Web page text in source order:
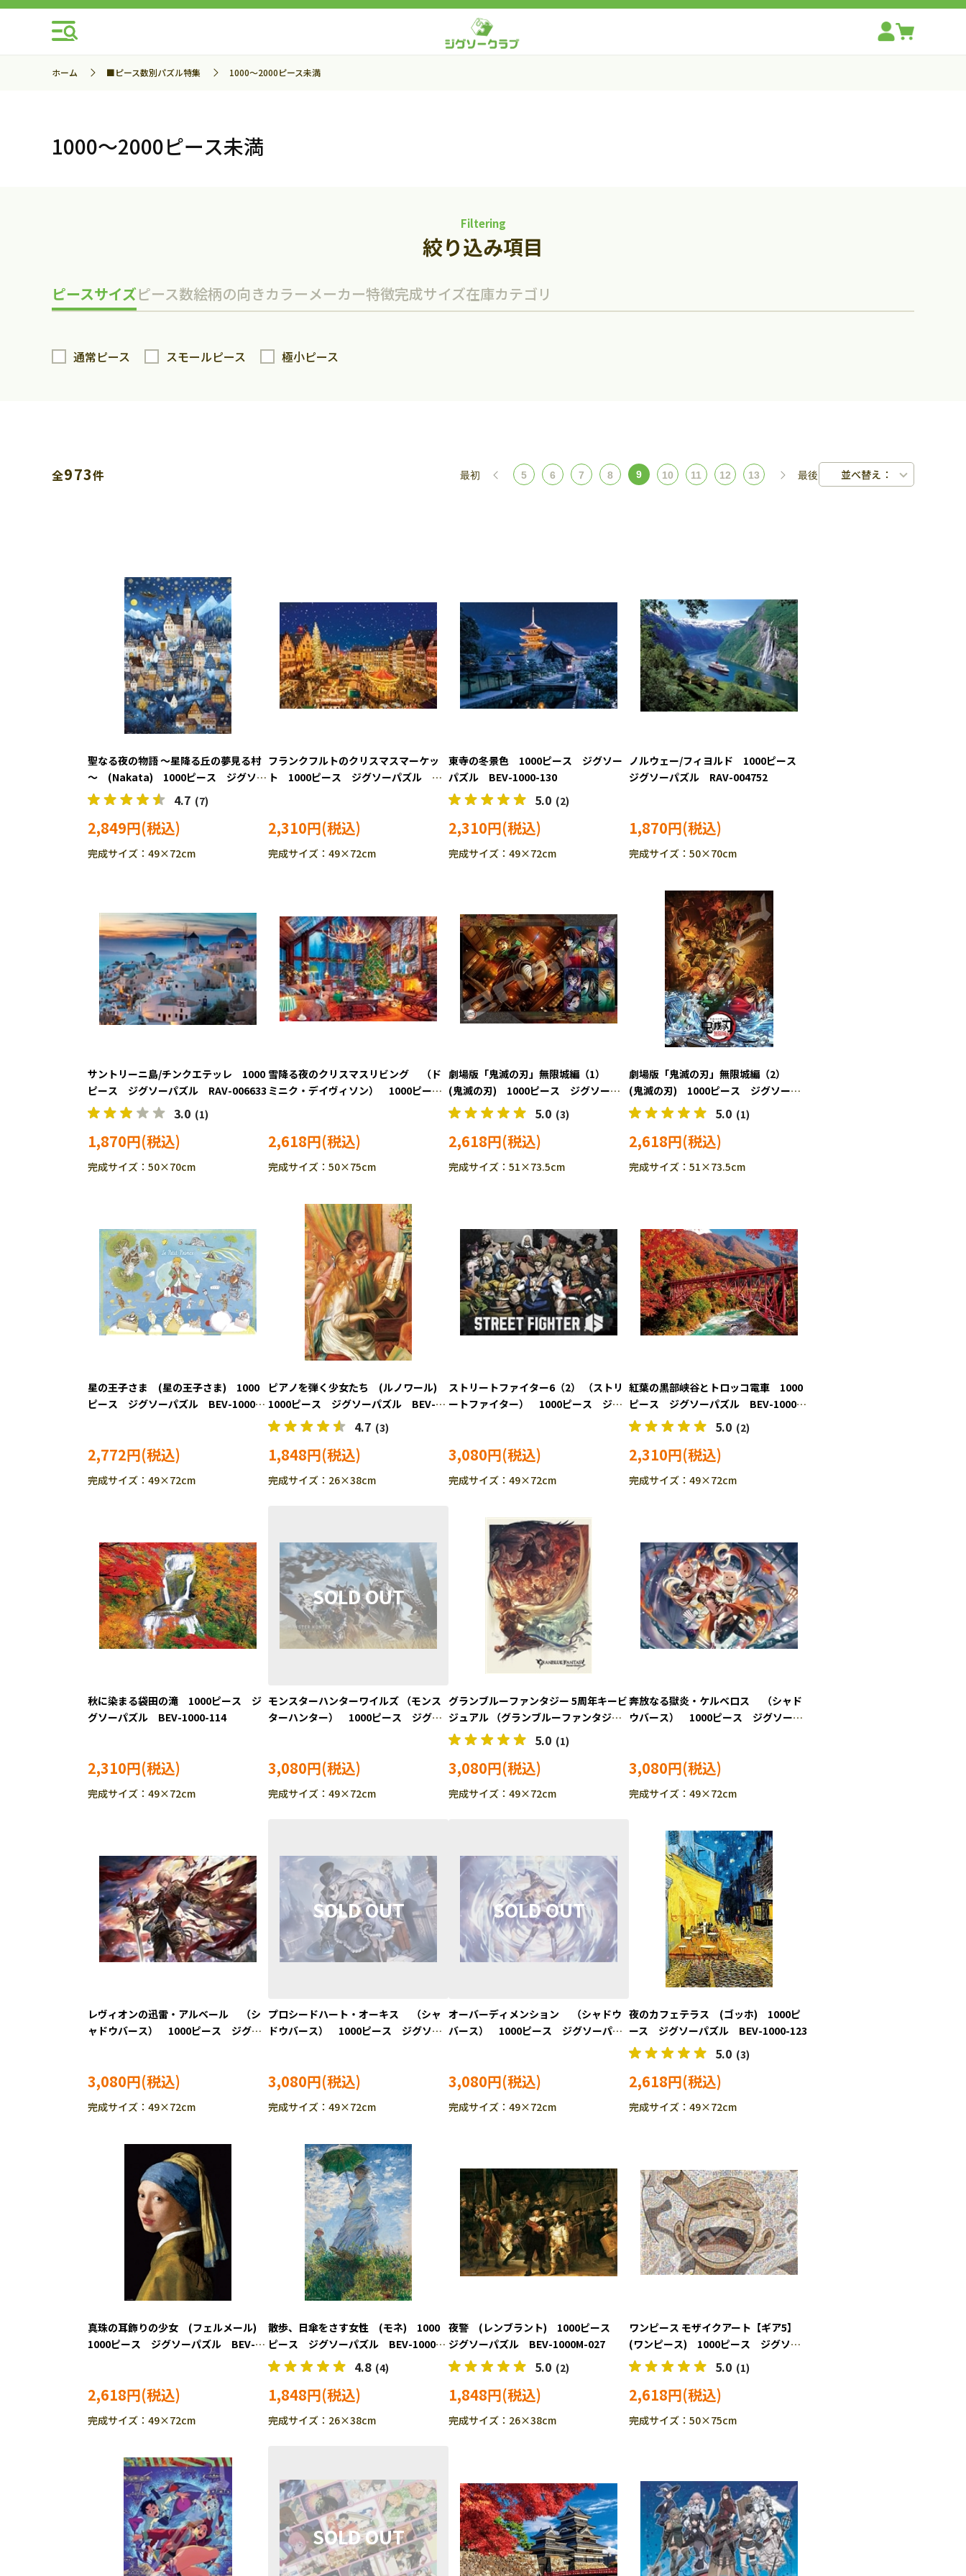
ホーム ■ピース数別パズル特集 1000～2000ピース未満
1000～2000ピース未満
Filtering
絞り込み項目
ピースサイズピース数絵柄の向きカラーメーカー特徴完成サイズ在庫カテゴリ
通常ピース スモールピース 極小ピース
全973件 最初 5 6 7 8 9 10 11 12 13 最後 並べ替え：
聖なる夜の物語 ～星降る丘の夢見る村
～ (Nakata) 1000ピース ジグソー
パズル BEV-1000-128
4.7 (7)
2,849円
完成サイズ：49×72cm
フランクフルトのクリスマスマーケッ
ト 1000ピース ジグソーパズル
2,310円
完成サイズ：49×72cm
東寺の冬景色 1000ピース ジグソー
パズル BEV-1000-130
5.0 (2)
2,310円
完成サイズ：49×72cm
ノルウェー/フィヨルド 1000ピース
ジグソーパズル RAV-004752
1,870円
完成サイズ：50×70cm
サントリーニ島/チンクエテッレ 1000
ピース ジグソーパズル RAV-006633
3.0 (1)
1,870円
完成サイズ：50×70cm
雪降る夜のクリスマスリビング （ド
ミニク・デイヴィソン） 1000ピー
2,618円
完成サイズ：50×75cm
劇場版「鬼滅の刃」無限城編（1）
(鬼滅の刃) 1000ピース ジグソーパ
ズル ENS-1000T-556
5.0 (3)
2,618円
完成サイズ：51×73.5cm
劇場版「鬼滅の刃」無限城編（2）
(鬼滅の刃) 1000ピース ジグソーパ
ズル ENS-1000T-557
5.0 (1)
2,618円
完成サイズ：51×73.5cm
星の王子さま (星の王子さま) 1000
ピース ジグソーパズル BEV-1000-
2,772円
完成サイズ：49×72cm
ピアノを弾く少女たち (ルノワール)
1000ピース ジグソーパズル BEV-
1000M-025
4.7 (3)
1,848円
完成サイズ：26×38cm
ストリートファイター6（2） （ストリ
ートファイター） 1000ピース ジグ
3,080円
完成サイズ：49×72cm
紅葉の黒部峡谷とトロッコ電車 1000
ピース ジグソーパズル BEV-1000-
113
5.0 (2)
2,310円
完成サイズ：49×72cm
秋に染まる袋田の滝 1000ピース ジ
グソーパズル BEV-1000-114
2,310円
完成サイズ：49×72cm
モンスターハンターワイルズ （モンス
ターハンター） 1000ピース ジグソ
3,080円
完成サイズ：49×72cm
グランブルーファンタジー 5周年キービ
ジュアル （グランブルーファンタジ
ー） 1000ピース ジグソーパズル
5.0 (1)
3,080円
完成サイズ：49×72cm
奔放なる獄炎・ケルベロス （シャド
ウバース） 1000ピース ジグソーパ
3,080円
完成サイズ：49×72cm
レヴィオンの迅雷・アルベール （シ
ャドウバース） 1000ピース ジグソ
3,080円
完成サイズ：49×72cm
プロシードハート・オーキス （シャ
ドウバース） 1000ピース ジグソー
3,080円
完成サイズ：49×72cm
オーバーディメンション （シャドウ
バース） 1000ピース ジグソーパズ
3,080円
完成サイズ：49×72cm
夜のカフェテラス (ゴッホ) 1000ピ
ース ジグソーパズル BEV-1000-123
5.0 (3)
2,618円
完成サイズ：49×72cm
真珠の耳飾りの少女 (フェルメール)
1000ピース ジグソーパズル BEV-
2,618円
完成サイズ：49×72cm
散歩、日傘をさす女性 (モネ) 1000
ピース ジグソーパズル BEV-1000M-
026
4.8 (4)
1,848円
完成サイズ：26×38cm
夜警 (レンブラント) 1000ピース
ジグソーパズル BEV-1000M-027
5.0 (2)
1,848円
完成サイズ：26×38cm
ワンピース モザイクアート【ギア5】
(ワンピース) 1000ピース ジグソー
パズル ENS-1000-595
5.0 (1)
2,618円
完成サイズ：50×75cm